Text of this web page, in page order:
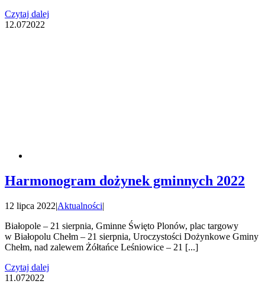
Czytaj dalej
12.072022
Harmonogram dożynek gminnych 2022
12 lipca 2022|Aktualności|
Białopole – 21 sierpnia, Gminne Święto Plonów, plac targowy
w Białopolu Chełm – 21 sierpnia, Uroczystości Dożynkowe Gminy
Chełm, nad zalewem Żółtańce Leśniowice – 21 [...]
Czytaj dalej
11.072022